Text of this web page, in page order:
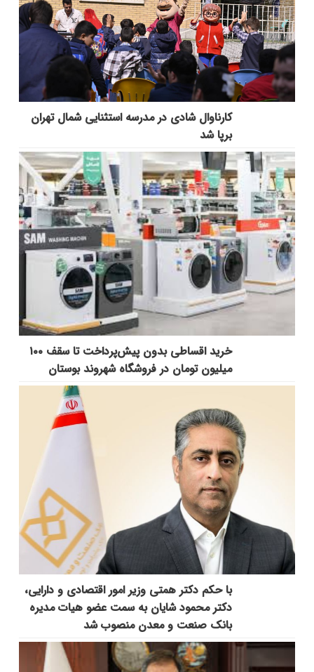
کارناوال شادی در مدرسه استثنایی شمال تهران
برپا شد
خرید اقساطی بدون پیش‌پرداخت تا سقف ۱۰۰
میلیون تومان در فروشگاه شهروند بوستان
با حکم دکتر همتی وزیر امور اقتصادی و دارایی،
دکتر محمود شایان به سمت عضو هیات مدیره
بانک صنعت و معدن منصوب شد